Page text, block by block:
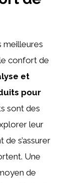
meilleures
confort de
et
pour
sont des
leur
s’assurer
Une
de